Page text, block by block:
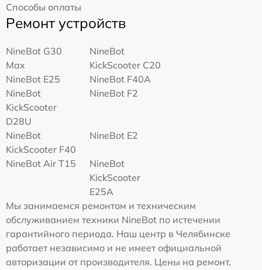
Способы оплаты
Ремонт устройств
NineBot G30
Max
NineBot
KickScooter C20
NineBot E25
NineBot F40A
NineBot
KickScooter
D28U
NineBot F2
NineBot
KickScooter F40
NineBot E2
NineBot Air T15
NineBot
KickScooter
E25A
Мы занимаемся ремонтом и техническим
обслуживанием техники NineBot по истечении
гарантийного периода. Наш центр в Челябинске
работает независимо и не имеет официальной
авторизации от производителя. Цены на ремонт,